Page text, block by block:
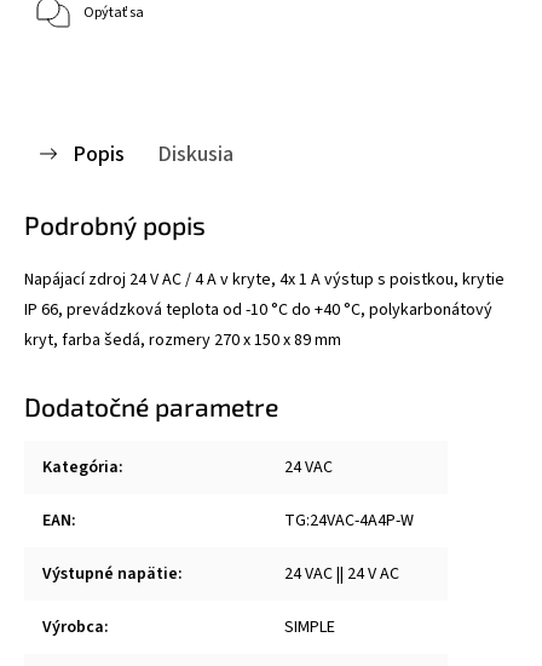
Opýtať sa
Popis Diskusia
Podrobný popis
Napájací zdroj 24 V AC / 4 A v kryte, 4x 1 A výstup s poistkou, krytie
IP 66, prevádzková teplota od -10 °C do +40 °C, polykarbonátový
kryt, farba šedá, rozmery 270 x 150 x 89 mm
Dodatočné parametre
Kategória: 24 VAC
EAN: TG:24VAC-4A4P-W
Výstupné napätie: 24 VAC || 24 V AC
Výrobca: SIMPLE